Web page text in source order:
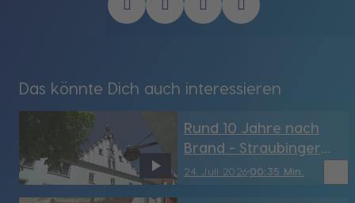
Das könnte Dich auch interessieren
24. Juli 202600:35 Min.
Rund 10 Jahre nach
Brand - Straubinger
Rathaus hat sein
Türmchen wieder (SR)